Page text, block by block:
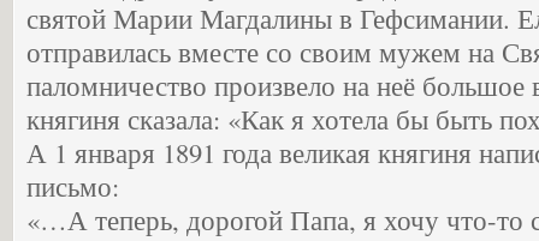
святой Марии Магдалины в Гефсимании.
отправилась вместе со своим мужем на
паломничество произвело на неё большое
княгиня сказала: «Как я хотела бы быть
А 1 января 1891 года великая княгиня
письмо:
«…А теперь, дорогой Папа, я хочу что-то